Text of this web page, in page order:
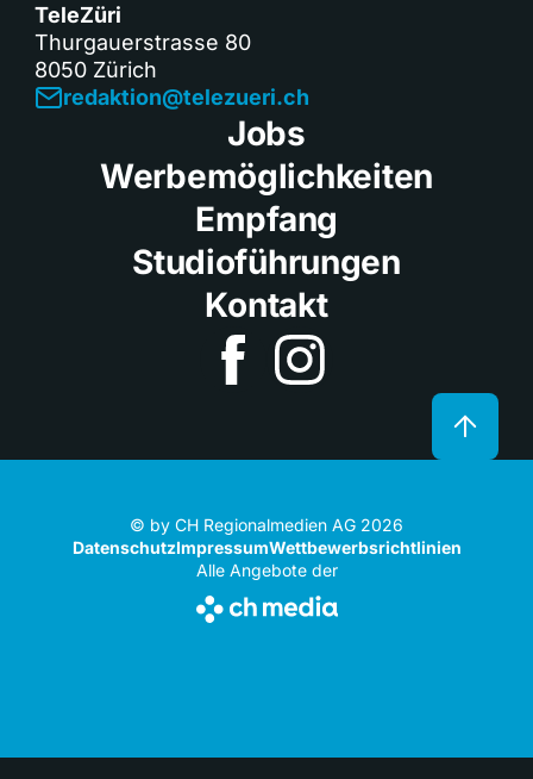
TeleZüri
Thurgauerstrasse 80
8050 Zürich
redaktion@telezueri.ch
Jobs
Werbemöglichkeiten
Empfang
Studioführungen
Kontakt
© by CH Regionalmedien AG 2026
DatenschutzImpressumWettbewerbsrichtlinien
Alle Angebote der